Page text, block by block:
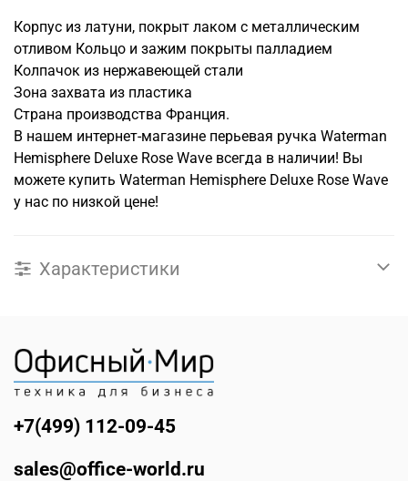
Корпус из латуни, покрыт лаком с металлическим
отливом Кольцо и зажим покрыты палладием
Колпачок из нержавеющей стали
Зона захвата из пластика
Страна производства Франция.
В нашем интернет-магазине перьевая ручка Waterman
Hemisphere Deluxe Rose Wave всегда в наличии! Вы
можете купить Waterman Hemisphere Deluxe Rose Wave
у нас по низкой цене!
Характеристики
+7(499) 112-09-45
sales@office-world.ru